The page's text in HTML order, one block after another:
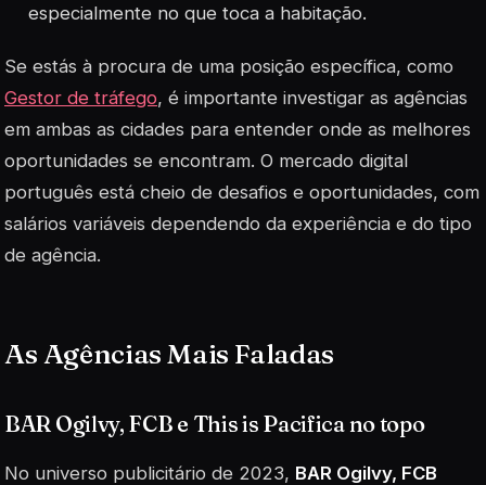
especialmente no que toca a habitação.
Se estás à procura de uma posição específica, como
Gestor de tráfego, é importante investigar as agências
em ambas as cidades para entender onde as melhores
oportunidades se encontram. O mercado digital
português está cheio de desafios e oportunidades, com
salários variáveis dependendo da experiência e do tipo
de agência.
As Agências Mais Faladas
BAR Ogilvy, FCB e This is Pacifica no topo
No universo publicitário de 2023, BAR Ogilvy, FCB